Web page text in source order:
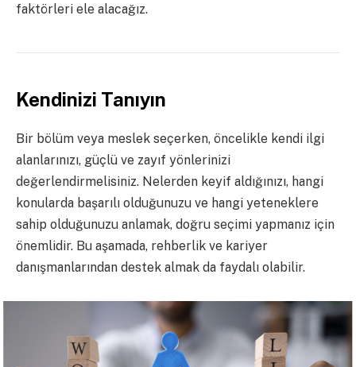
faktörleri ele alacağız.
Kendinizi Tanıyın
Bir bölüm veya meslek seçerken, öncelikle kendi ilgi
alanlarınızı, güçlü ve zayıf yönlerinizi
değerlendirmelisiniz. Nelerden keyif aldığınızı, hangi
konularda başarılı olduğunuzu ve hangi yeteneklere
sahip olduğunuzu anlamak, doğru seçimi yapmanız için
önemlidir. Bu aşamada, rehberlik ve kariyer
danışmanlarından destek almak da faydalı olabilir.